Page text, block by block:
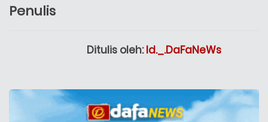
Penulis
Ditulis oleh:Id._.DaFaNeWs